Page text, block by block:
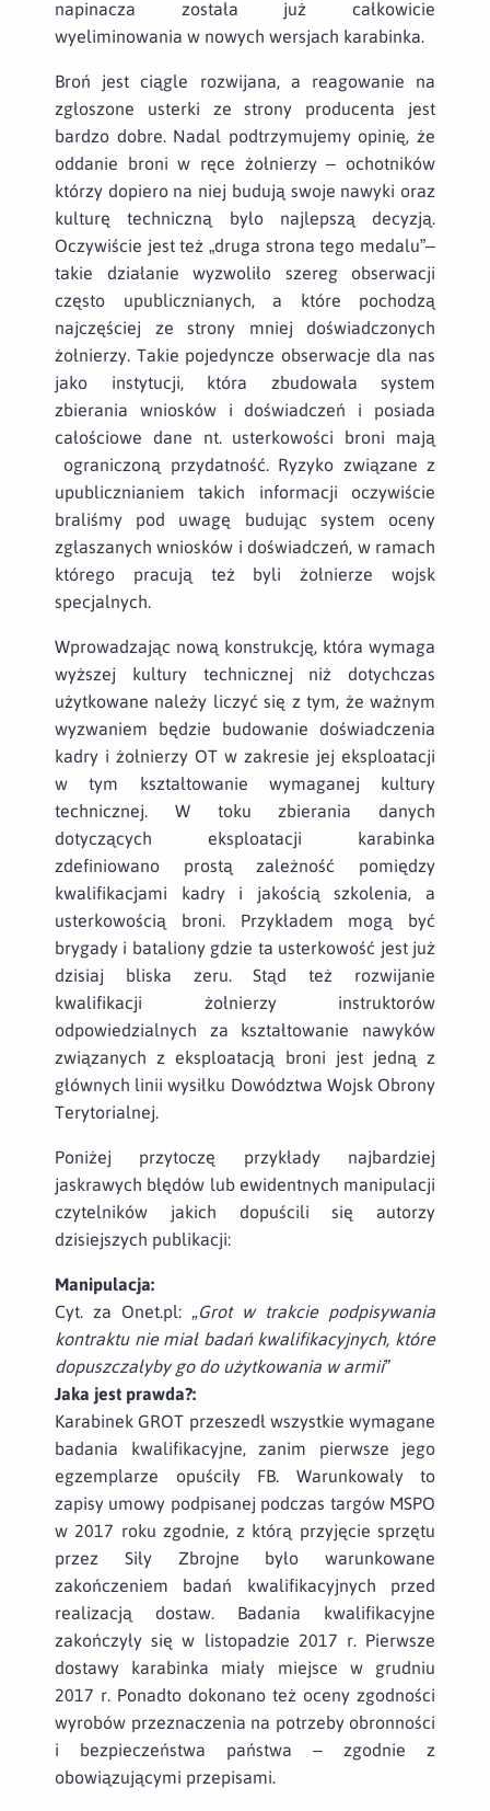
napinacza została już całkowicie
wyeliminowania w nowych wersjach karabinka.
Broń jest ciągle rozwijana, a reagowanie na
zgłoszone usterki ze strony producenta jest
bardzo dobre. Nadal podtrzymujemy opinię, że
oddanie broni w ręce żołnierzy – ochotników
którzy dopiero na niej budują swoje nawyki oraz
kulturę techniczną było najlepszą decyzją.
Oczywiście jest też „druga strona tego medalu”–
takie działanie wyzwoliło szereg obserwacji
często upublicznianych, a które pochodzą
najczęściej ze strony mniej doświadczonych
żołnierzy. Takie pojedyncze obserwacje dla nas
jako instytucji, która zbudowała system
zbierania wniosków i doświadczeń i posiada
całościowe dane nt. usterkowości broni mają
ograniczoną przydatność. Ryzyko związane z
upublicznianiem takich informacji oczywiście
braliśmy pod uwagę budując system oceny
zgłaszanych wniosków i doświadczeń, w ramach
którego pracują też byli żołnierze wojsk
specjalnych.
Wprowadzając nową konstrukcję, która wymaga
wyższej kultury technicznej niż dotychczas
użytkowane należy liczyć się z tym, że ważnym
wyzwaniem będzie budowanie doświadczenia
kadry i żołnierzy OT w zakresie jej eksploatacji
w tym kształtowanie wymaganej kultury
technicznej. W toku zbierania danych
dotyczących eksploatacji karabinka
zdefiniowano prostą zależność pomiędzy
kwalifikacjami kadry i jakością szkolenia, a
usterkowością broni. Przykładem mogą być
brygady i bataliony gdzie ta usterkowość jest już
dzisiaj bliska zeru. Stąd też rozwijanie
kwalifikacji żołnierzy instruktorów
odpowiedzialnych za kształtowanie nawyków
związanych z eksploatacją broni jest jedną z
głównych linii wysiłku Dowództwa Wojsk Obrony
Terytorialnej.
Poniżej przytoczę przykłady najbardziej
jaskrawych błędów lub ewidentnych manipulacji
czytelników jakich dopuścili się autorzy
dzisiejszych publikacji:
Manipulacja:
Cyt. za Onet.pl: „Grot w trakcie podpisywania
kontraktu nie miał badań kwalifikacyjnych, które
dopuszczałyby go do użytkowania w armii”
Jaka jest prawda?:
Karabinek GROT przeszedł wszystkie wymagane
badania kwalifikacyjne, zanim pierwsze jego
egzemplarze opuściły FB. Warunkowały to
zapisy umowy podpisanej podczas targów MSPO
w 2017 roku zgodnie, z którą przyjęcie sprzętu
przez Siły Zbrojne było warunkowane
zakończeniem badań kwalifikacyjnych przed
realizacją dostaw. Badania kwalifikacyjne
zakończyły się w listopadzie 2017 r. Pierwsze
dostawy karabinka miały miejsce w grudniu
2017 r. Ponadto dokonano też oceny zgodności
wyrobów przeznaczenia na potrzeby obronności
i bezpieczeństwa państwa – zgodnie z
obowiązującymi przepisami.